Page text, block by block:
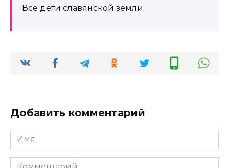
Все дети славянской земли.
Добавить комментарий
Имя
*
Комментарий